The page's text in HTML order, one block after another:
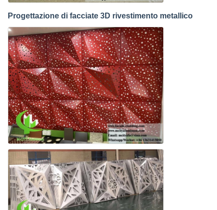
Progettazione di facciate 3D rivestimento metallico